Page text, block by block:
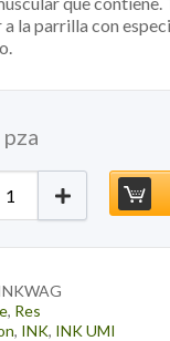
la parrilla con
pza
Wagyu
, Res
, INK, INK UMI